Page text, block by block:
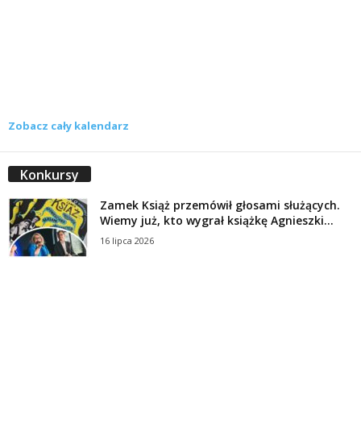
Zobacz cały kalendarz
Konkursy
Zamek Książ przemówił głosami służących.
Wiemy już, kto wygrał książkę Agnieszki...
16 lipca 2026